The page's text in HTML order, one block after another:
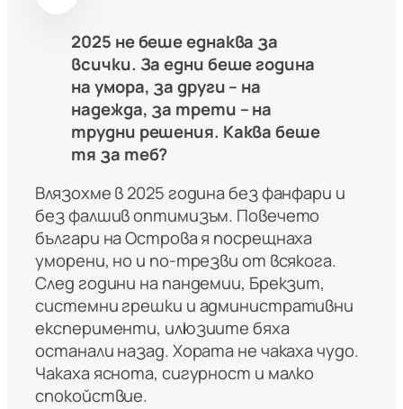
2025 не беше еднаква за
всички. За едни беше година
на умора, за други – на
надежда, за трети – на
трудни решения. Каква беше
тя за теб?
Влязохме в 2025 година без фанфари и
без фалшив оптимизъм. Повечето
българи на Острова я посрещнаха
уморени, но и по-трезви от всякога.
След години на пандемии, Брекзит,
системни грешки и административни
експерименти, илюзиите бяха
останали назад. Хората не чакаха чудо.
Чакаха яснота, сигурност и малко
спокойствие.